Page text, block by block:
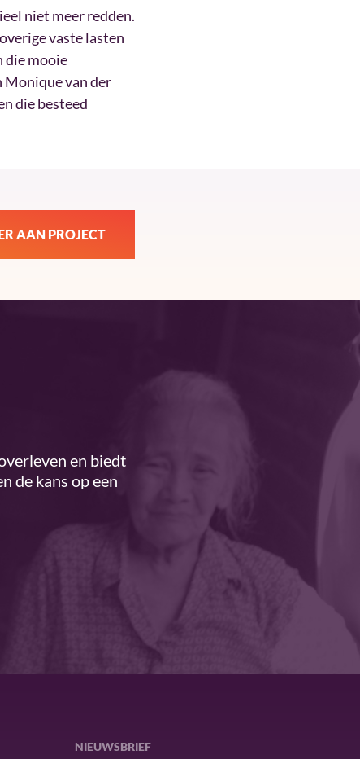
niet meer redden.
vaste lasten
die mooie
Monique van der
die besteed
AAN PROJECT
en biedt
de kans op een
NIEUWSBRIEF